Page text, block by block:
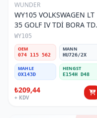
WUNDER
WY105 VOLKSWAGEN LT
35 GOLF IV TDİ BORA TDİ
074 115 562 Yağ Filtresi
WY105
OEM
074 115 562
MANN
HU726/2X
MAHLE
OX143D
HENGST
E154H D48
₺209,44
+ KDV